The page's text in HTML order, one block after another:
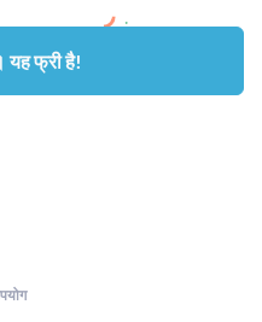
यह फ्री है!